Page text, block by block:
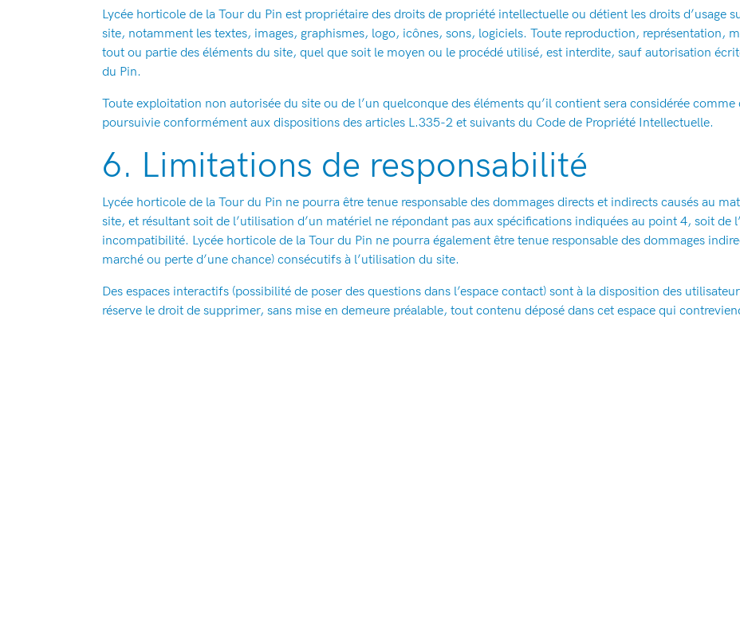
Lycée horticole de la Tour du Pin est propriétaire des droits de propriété intellectuelle ou détient les droits d’usage
site, notamment les textes, images, graphismes, logo, icônes, sons, logiciels. Toute reproduction, représentation,
tout ou partie des éléments du site, quel que soit le moyen ou le procédé utilisé, est interdite, sauf autorisation
du Pin.
Toute exploitation non autorisée du site ou de l’un quelconque des éléments qu’il contient sera considérée
poursuivie conformément aux dispositions des articles L.335-2 et suivants du Code de Propriété Intellectuelle.
6. Limitations de responsabilité
Lycée horticole de la Tour du Pin ne pourra être tenue responsable des dommages directs et indirects causés au
site, et résultant soit de l’utilisation d’un matériel ne répondant pas aux spécifications indiquées au point 4, soit de
incompatibilité. Lycée horticole de la Tour du Pin ne pourra également être tenue responsable des dommages
marché ou perte d’une chance) consécutifs à l’utilisation du site.
Des espaces interactifs (possibilité de poser des questions dans l’espace contact) sont à la disposition des
réserve le droit de supprimer, sans mise en demeure préalable, tout contenu déposé dans cet espace qui